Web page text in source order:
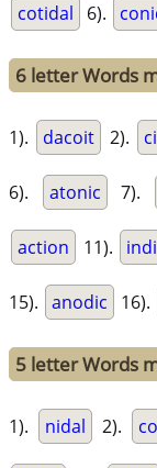
cotidal 6).
6 letter Words
1). dacoit 2).
6). atonic 7).
action 11).
15). anodic 16).
5 letter Words
1). nidal 2).